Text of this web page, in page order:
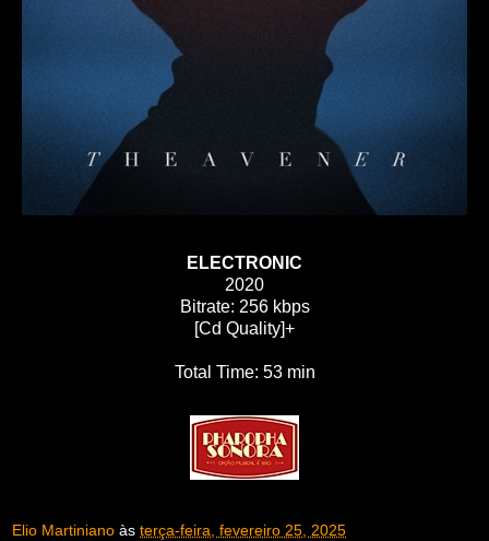
ELECTRONIC
2020
Bitrate: 256 kbps
[Cd Quality]+
Total Time: 53 min
Elio Martiniano às terça-feira, fevereiro 25, 2025